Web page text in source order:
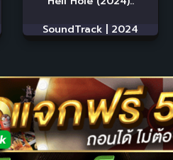
SoundTrack | 2024